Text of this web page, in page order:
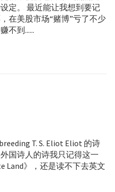
定。 最近能让我想到要记
在美股市场“赌博”亏了不少
不到......
T. S. Eliot Eliot 的诗
国诗人的诗我只记得这一
Land》，还是读不下去英文